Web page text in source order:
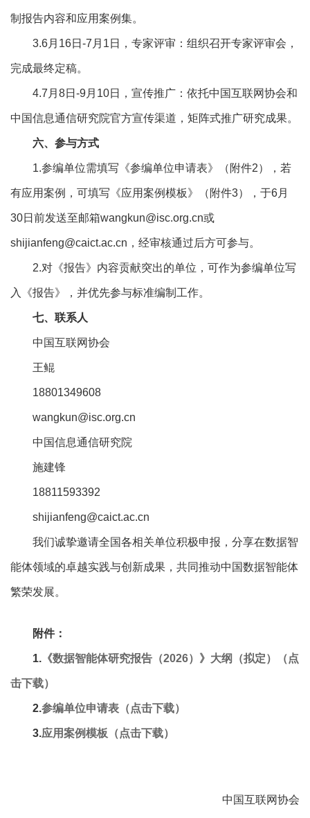
制报告内容和应用案例集。
3.6月16日-7月1日，专家评审：组织召开专家评审会，
完成最终定稿。
4.7月8日-9月10日，宣传推广：依托中国互联网协会和
中国信息通信研究院官方宣传渠道，矩阵式推广研究成果。
六、参与方式
1.参编单位需填写《参编单位申请表》（附件2），若
有应用案例，可填写《应用案例模板》（附件3），于6月
30日前发送至邮箱wangkun@isc.org.cn或
shijianfeng@caict.ac.cn，经审核通过后方可参与。
2.对《报告》内容贡献突出的单位，可作为参编单位写
入《报告》，并优先参与标准编制工作。
七、联系人
中国互联网协会
王鲲
18801349608
wangkun@isc.org.cn
中国信息通信研究院
施建锋
18811593392
shijianfeng@caict.ac.cn
我们诚挚邀请全国各相关单位积极申报，分享在数据智
能体领域的卓越实践与创新成果，共同推动中国数据智能体
繁荣发展。
附件：
1. 《数据智能体研究报告（2026）》大纲（拟定）（点
击下载）
2.参编单位申请表 （点击下载）
3.应用案例模板 （点击下载）
中国互联网协会